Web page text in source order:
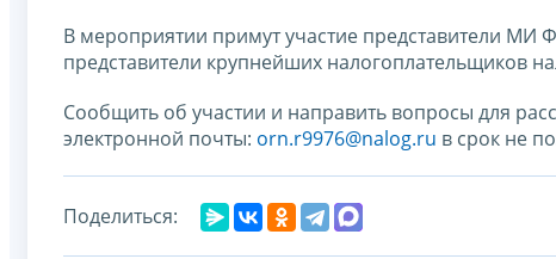
В мероприятии примут участие представители
представители крупнейших налогоплательщиков
Сообщить об участии и направить вопросы для
электронной почты: orn.r9976@nalog.ru в срок не
Поделиться: